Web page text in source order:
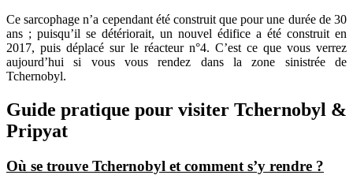
Ce sarcophage n’a cependant été construit que pour une durée de 30
ans ; puisqu’il se détériorait, un nouvel édifice a été construit en
2017, puis déplacé sur le réacteur n°4. C’est ce que vous verrez
aujourd’hui si vous vous rendez dans la zone sinistrée de
Tchernobyl.
Guide pratique pour visiter Tchernobyl &
Pripyat
Où se trouve Tchernobyl et comment s’y rendre ?